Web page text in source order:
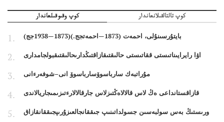
كوپ وقىوقىلعاندار كوپ تالتالقىلانعاندار
بايتۇرسىنۇلى، احمەت (1873—احمەتجج.)(1873—1938جج)
اۋا رايرايىناتىستى ققاتىستى حالىقتىقازاقتىڭدارىحالىقتىقبولجامدارى
مۇراتبەك سارباسوۆسارباسوۆ انى–شوفەرءانى
قازاقستانداعى ەڭ لاس قالالاەڭتىزلاس جارقالالارءتىزىمىجاريالاندى
ورىستىڭ بەس سولبەسىن جسولداتىنىپ جىققانجالعىزۇرىپجىققانقازاق